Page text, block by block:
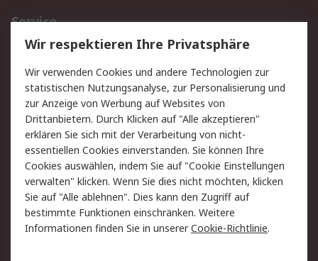
Service
Value Added Services
Lieferlösungen
Rücksendungen
Kontakt
Hilfe
Rechtliches
AGB
Datenschutz
Cookie-Richtlinie
Zahlungsbedingungen
Copyright/Impressum
Über RS
Wir respektieren Ihre Privatsphäre
Wir verwenden Cookies und andere Technologien zur
statistischen Nutzungsanalyse, zur Personalisierung und
zur Anzeige von Werbung auf Websites von
Drittanbietern. Durch Klicken auf "Alle akzeptieren"
erklären Sie sich mit der Verarbeitung von nicht-
essentiellen Cookies einverstanden. Sie können Ihre
Cookies auswählen, indem Sie auf "Cookie Einstellungen
verwalten" klicken. Wenn Sie dies nicht möchten, klicken
Sie auf "Alle ablehnen". Dies kann den Zugriff auf
bestimmte Funktionen einschränken. Weitere
Informationen finden Sie in unsererCookie-Richtlinie.